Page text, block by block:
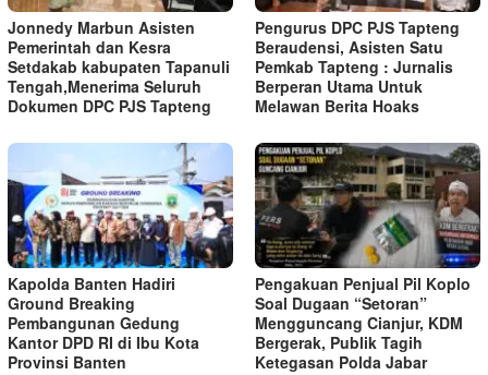
Jonnedy Marbun Asisten
Pemerintah dan Kesra
Setdakab kabupaten Tapanuli
Tengah,Menerima Seluruh
Dokumen DPC PJS Tapteng
Pengurus DPC PJS Tapteng
Beraudensi, Asisten Satu
Pemkab Tapteng : Jurnalis
Berperan Utama Untuk
Melawan Berita Hoaks
Kapolda Banten Hadiri
Ground Breaking
Pembangunan Gedung
Kantor DPD RI di Ibu Kota
Provinsi Banten
Pengakuan Penjual Pil Koplo
Soal Dugaan “Setoran”
Mengguncang Cianjur, KDM
Bergerak, Publik Tagih
Ketegasan Polda Jabar